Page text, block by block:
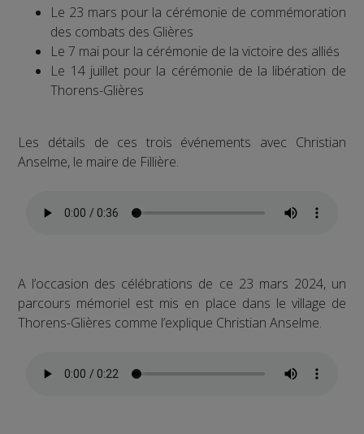
Le 23 mars pour la cérémonie de commémoration
des combats des Glières
Le 7 mai pour la cérémonie de la victoire des alliés
Le 14 juillet pour la cérémonie de la libération de
Thorens-Glières
Les détails de ces trois événements avec Christian
Anselme, le maire de Fillière.
A l’occasion des célébrations de ce 23 mars 2024, un
parcours mémoriel est mis en place dans le village de
Thorens-Glières comme l’explique Christian Anselme.